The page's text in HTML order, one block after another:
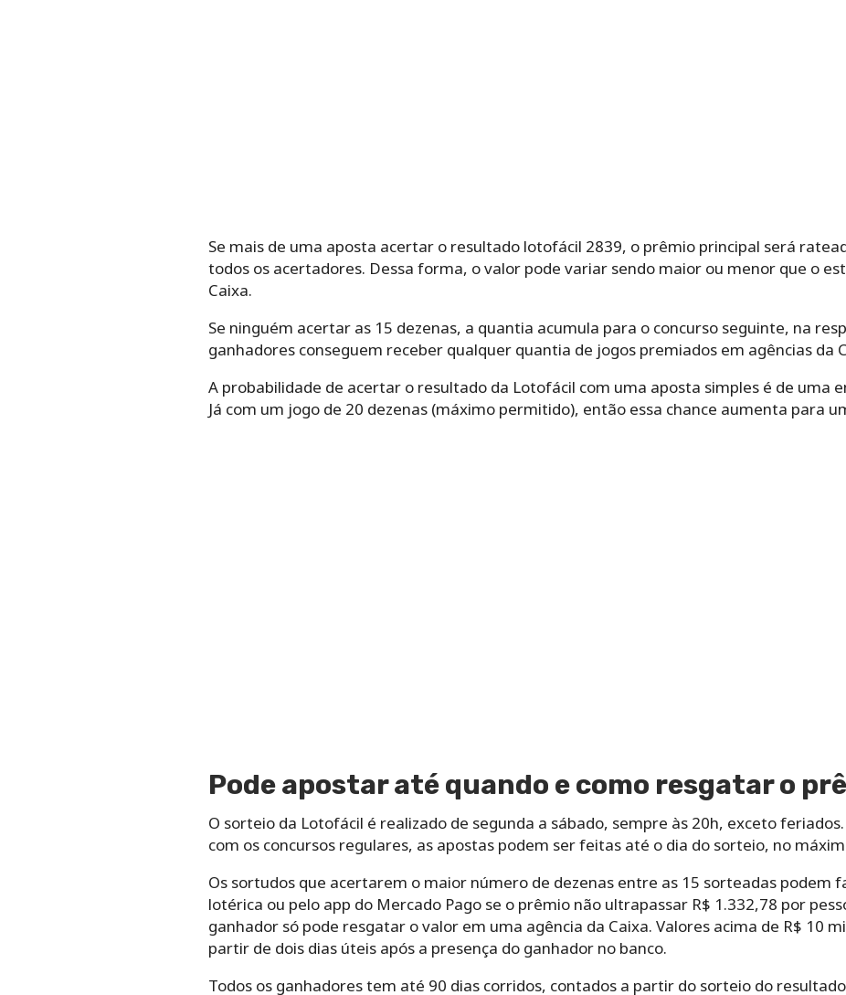
Se mais de uma aposta acertar o resultado lotofácil 2839, o prêmio principal será
todos os acertadores. Dessa forma, o valor pode variar sendo maior ou menor que o
Caixa.
Se ninguém acertar as 15 dezenas, a quantia acumula para o concurso seguinte, na
ganhadores conseguem receber qualquer quantia de jogos premiados em agências da
A probabilidade de acertar o resultado da Lotofácil com uma aposta simples é de uma
Já com um jogo de 20 dezenas (máximo permitido), então essa chance aumenta para
Pode apostar até quando e como resgatar o
O sorteio da Lotofácil é realizado de segunda a sábado, sempre às 20h, exceto
com os concursos regulares, as apostas podem ser feitas até o dia do sorteio, no
Os sortudos que acertarem o maior número de dezenas entre as 15 sorteadas podem
lotérica ou pelo app do Mercado Pago se o prêmio não ultrapassar R$ 1.332,78 por
ganhador só pode resgatar o valor em uma agência da Caixa. Valores acima de R$ 10
partir de dois dias úteis após a presença do ganhador no banco.
Todos os ganhadores tem até 90 dias corridos, contados a partir do sorteio do